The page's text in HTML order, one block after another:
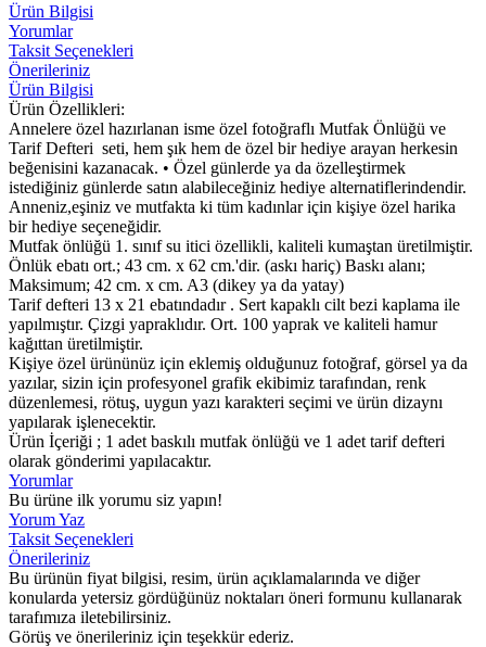
Ürün Bilgisi
Yorumlar
Taksit Seçenekleri
Önerileriniz
Ürün Bilgisi
Ürün Özellikleri:
Annelere özel hazırlanan isme özel fotoğraflı Mutfak Önlüğü ve
Tarif Defteri seti, hem şık hem de özel bir hediye arayan herkesin
beğenisini kazanacak. • Özel günlerde ya da özelleştirmek
istediğiniz günlerde satın alabileceğiniz hediye alternatiflerindendir.
Anneniz,eşiniz ve mutfakta ki tüm kadınlar için kişiye özel harika
bir hediye seçeneğidir.
Mutfak önlüğü 1. sınıf su itici özellikli, kaliteli kumaştan üretilmiştir.
Önlük ebatı ort.; 43 cm. x 62 cm.'dir. (askı hariç) Baskı alanı;
Maksimum; 42 cm. x cm. A3 (dikey ya da yatay)
Tarif defteri 13 x 21 ebatındadır . Sert kapaklı cilt bezi kaplama ile
yapılmıştır. Çizgi yapraklıdır. Ort. 100 yaprak ve kaliteli hamur
kağıttan üretilmiştir.
Kişiye özel ürününüz için eklemiş olduğunuz fotoğraf, görsel ya da
yazılar, sizin için profesyonel grafik ekibimiz tarafından, renk
düzenlemesi, rötuş, uygun yazı karakteri seçimi ve ürün dizaynı
yapılarak işlenecektir.
Ürün İçeriği ; 1 adet baskılı mutfak önlüğü ve 1 adet tarif defteri
olarak gönderimi yapılacaktır.
Yorumlar
Bu ürüne ilk yorumu siz yapın!
Yorum Yaz
Taksit Seçenekleri
Önerileriniz
Bu ürünün fiyat bilgisi, resim, ürün açıklamalarında ve diğer
konularda yetersiz gördüğünüz noktaları öneri formunu kullanarak
tarafımıza iletebilirsiniz.
Görüş ve önerileriniz için teşekkür ederiz.